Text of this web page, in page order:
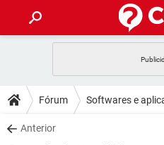
CELULAR
OUTLOOK
DICAS
JOGOS
DOWNLOADS
Fórum Softwares e
Anterior